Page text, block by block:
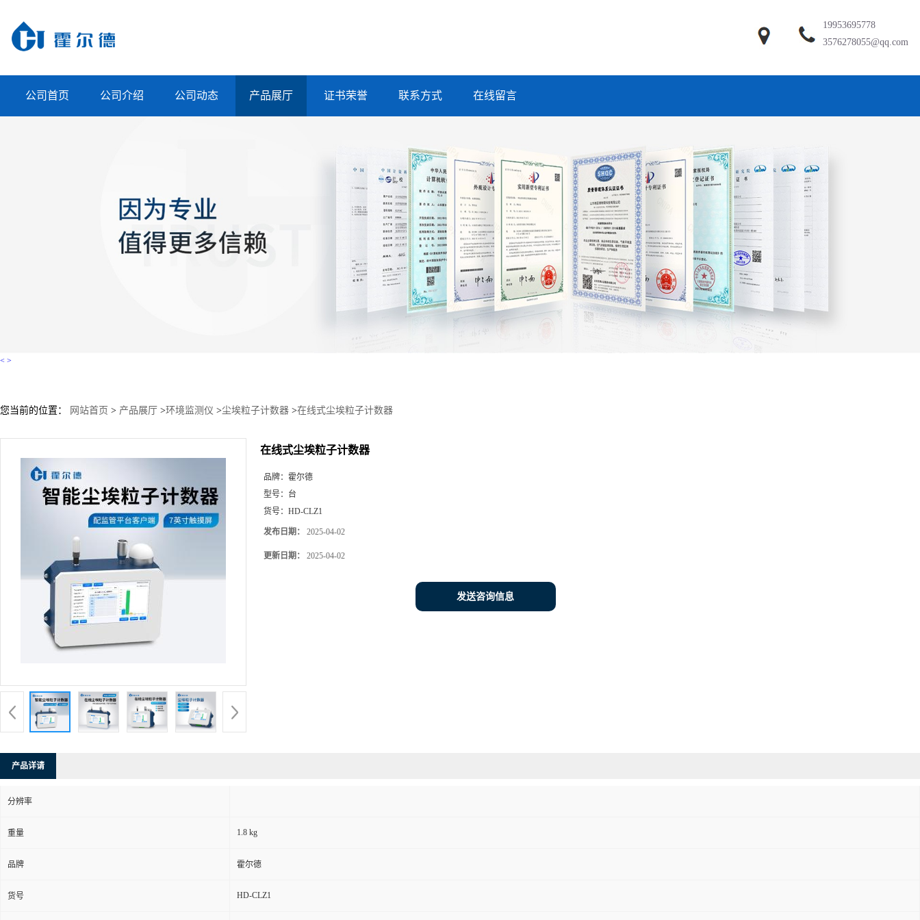
19953695778
3576278055@qq.com
公司首页 公司介绍 公司动态 产品展厅 证书荣誉 联系方式 在线留言
< >
您当前的位置： 网站首页 > 产品展厅 >环境监测仪 >尘埃粒子计数器 >在线式尘埃粒子计数器
在线式尘埃粒子计数器
品牌： 霍尔德
型号： 台
货号： HD-CLZ1
发布日期： 2025-04-02
更新日期： 2025-04-02
发送咨询信息
产品详请
分辨率
重量 1.8 kg
品牌 霍尔德
货号 HD-CLZ1